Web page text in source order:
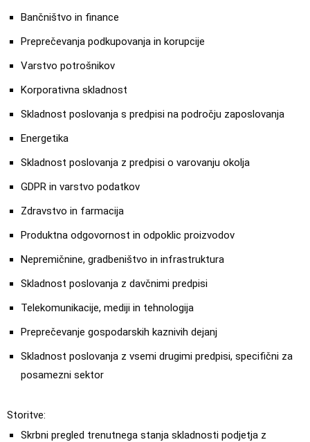
Bančništvo in finance
Preprečevanja podkupovanja in korupcije
Varstvo potrošnikov
Korporativna skladnost
Skladnost poslovanja s predpisi na področju zaposlovanja
Energetika
Skladnost poslovanja z predpisi o varovanju okolja
GDPR in varstvo podatkov
Zdravstvo in farmacija
Produktna odgovornost in odpoklic proizvodov
Nepremičnine, gradbeništvo in infrastruktura
Skladnost poslovanja z davčnimi predpisi
Telekomunikacije, mediji in tehnologija
Preprečevanje gospodarskih kaznivih dejanj
Skladnost poslovanja z vsemi drugimi predpisi, specifični za
posamezni sektor
Storitve:
Skrbni pregled trenutnega stanja skladnosti podjetja z